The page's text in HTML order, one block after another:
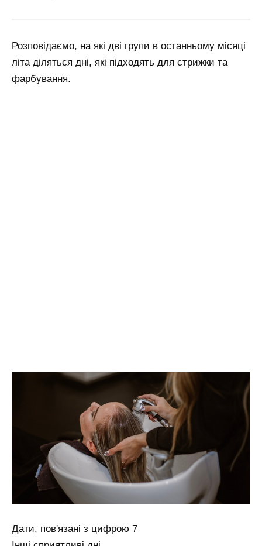
Розповідаємо, на які дві групи в останньому місяці
літа діляться дні, які підходять для стрижки та
фарбування.
Дати, пов'язані з цифрою 7